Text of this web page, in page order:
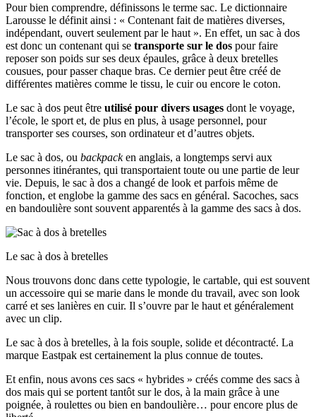
Pour bien comprendre, définissons le terme sac. Le dictionnaire
Larousse le définit ainsi : « Contenant fait de matières diverses,
indépendant, ouvert seulement par le haut ». En effet, un sac à dos
est donc un contenant qui se transporte sur le dos pour faire
reposer son poids sur ses deux épaules, grâce à deux bretelles
cousues, pour passer chaque bras. Ce dernier peut être créé de
différentes matières comme le tissu, le cuir ou encore le coton.
Le sac à dos peut être utilisé pour divers usages dont le voyage,
l’école, le sport et, de plus en plus, à usage personnel, pour
transporter ses courses, son ordinateur et d’autres objets.
Le sac à dos, ou backpacken anglais, a longtemps servi aux
personnes itinérantes, qui transportaient toute ou une partie de leur
vie. Depuis, le sac à dos a changé de look et parfois même de
fonction, et englobe la gamme des sacs en général. Sacoches, sacs
en bandoulière sont souvent apparentés à la gamme des sacs à dos.
Le sac à dos à bretelles
Nous trouvons donc dans cette typologie, le cartable, qui est souvent
un accessoire qui se marie dans le monde du travail, avec son look
carré et ses lanières en cuir. Il s’ouvre par le haut et généralement
avec un clip.
Le sac à dos à bretelles, à la fois souple, solide et décontracté. La
marque Eastpak est certainement la plus connue de toutes.
Et enfin, nous avons ces sacs « hybrides » créés comme des sacs à
dos mais qui se portent tantôt sur le dos, à la main grâce à une
poignée, à roulettes ou bien en bandoulière… pour encore plus de